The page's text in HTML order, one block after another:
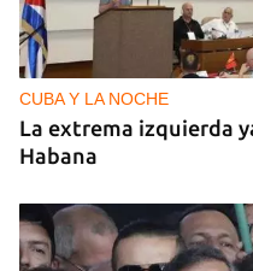
CUBA Y LA NOCHE
La extrema izquierda
Habana